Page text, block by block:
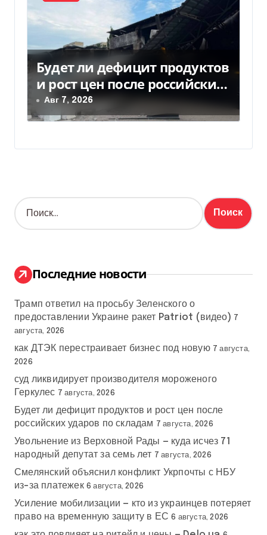
Будет ли дефицит продуктов
и рост цен после российских
ударов по складам
Авг 7, 2026
Н
а
:
Последние новости
Трамп ответил на просьбу Зеленского о
предоставлении Украине ракет Patriot (видео) 7
августа, 2026
как ДТЭК перестраивает бизнес под новую 7 августа,
2026
суд ликвидирует производителя мороженого
Геркулес 7 августа, 2026
Будет ли дефицит продуктов и рост цен после
российских ударов по складам 7 августа, 2026
Увольнение из Верховной Рады — куда исчез 71
народный депутат за семь лет 7 августа, 2026
Смелянский объяснил конфликт Укрпочты с НБУ
из-за платежек 6 августа, 2026
Усиление мобилизации — кто из украинцев потеряет
право на временную защиту в ЕС 6 августа, 2026